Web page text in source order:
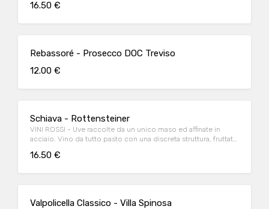
16.50 €
Rebassoré - Prosecco DOC Treviso
12.00 €
Schiava - Rottensteiner
VINI ROSSI - Uve raccolte da un unico maso ed affinate in
acciaio. Vino da tutto pasto con una discreta struttura, fruttato
16.50 €
Valpolicella Classico - Villa Spinosa